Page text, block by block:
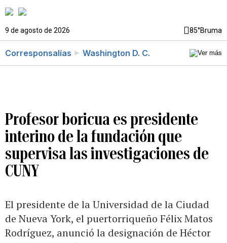
9 de agosto de 2026 85°Bruma
Corresponsalías Washington D. C.
Profesor boricua es presidente
interino de la fundación que
supervisa las investigaciones de
CUNY
El presidente de la Universidad de la Ciudad
de Nueva York, el puertorriqueño Félix Matos
Rodríguez, anunció la designación de Héctor